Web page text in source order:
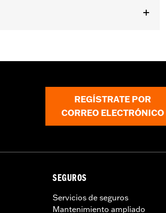
REGÍSTRATE POR
CORREO ELECTRÓNICO
SEGUROS
Servicios de seguros
Mantenimiento ampliado